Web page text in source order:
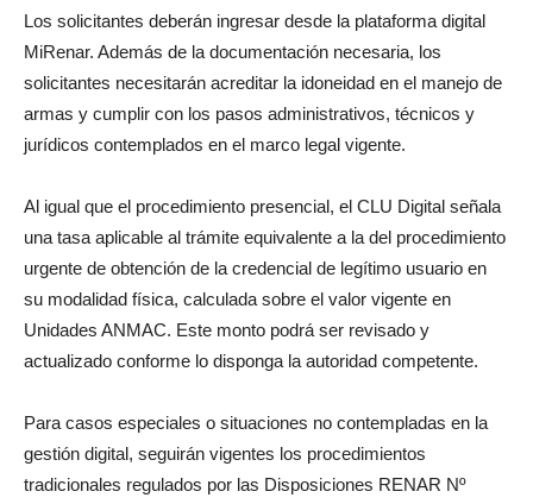
Los solicitantes deberán ingresar desde la plataforma digital
MiRenar. Además de la documentación necesaria, los
solicitantes necesitarán acreditar la idoneidad en el manejo de
armas y cumplir con los pasos administrativos, técnicos y
jurídicos contemplados en el marco legal vigente.
Al igual que el procedimiento presencial, el CLU Digital señala
una tasa aplicable al trámite equivalente a la del procedimiento
urgente de obtención de la credencial de legítimo usuario en
su modalidad física, calculada sobre el valor vigente en
Unidades ANMAC. Este monto podrá ser revisado y
actualizado conforme lo disponga la autoridad competente.
Para casos especiales o situaciones no contempladas en la
gestión digital, seguirán vigentes los procedimientos
tradicionales regulados por las Disposiciones RENAR Nº